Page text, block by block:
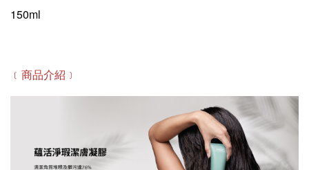
150ml
﹝商品介紹﹞